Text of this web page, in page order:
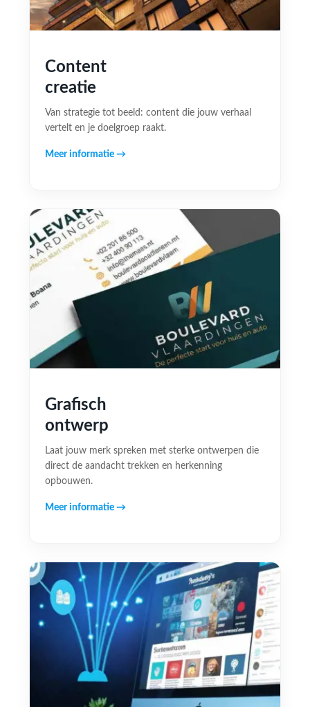
Content
creatie
Van strategie tot beeld: content die jouw verhaal
vertelt en je doelgroep raakt.
Meer informatie →
Grafisch
ontwerp
Laat jouw merk spreken met sterke ontwerpen die
direct de aandacht trekken en herkenning
opbouwen.
Meer informatie →